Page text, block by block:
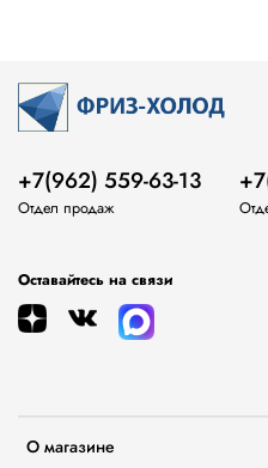
О магазине
+7(962) 559-63-13
Отдел продаж
Оставайтесь на связи